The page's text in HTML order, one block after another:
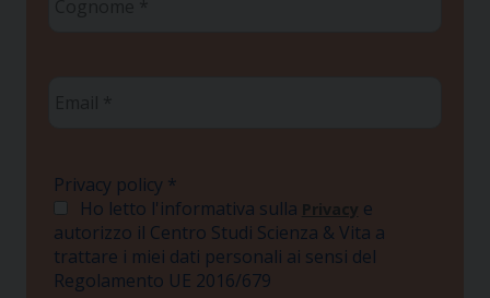
Privacy policy *
Ho letto l'informativa sulla Privacy e
autorizzo il Centro Studi Scienza & Vita a
trattare i miei dati personali ai sensi del
Regolamento UE 2016/679